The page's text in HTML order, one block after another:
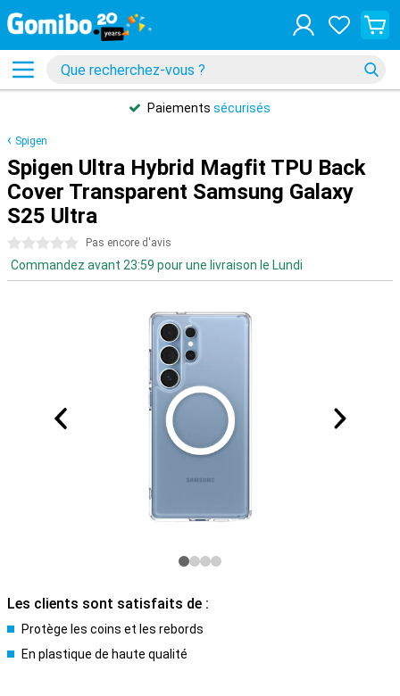
Paiements sécurisés
Spigen
Spigen Ultra Hybrid Magfit TPU Back
Cover Transparent Samsung Galaxy
S25 Ultra
0 étoiles Pas encore d'avis
Commandez avant 23:59 pour une livraison le Lundi
Les clients sont satisfaits de :
Protège les coins et les rebords
En plastique de haute qualité